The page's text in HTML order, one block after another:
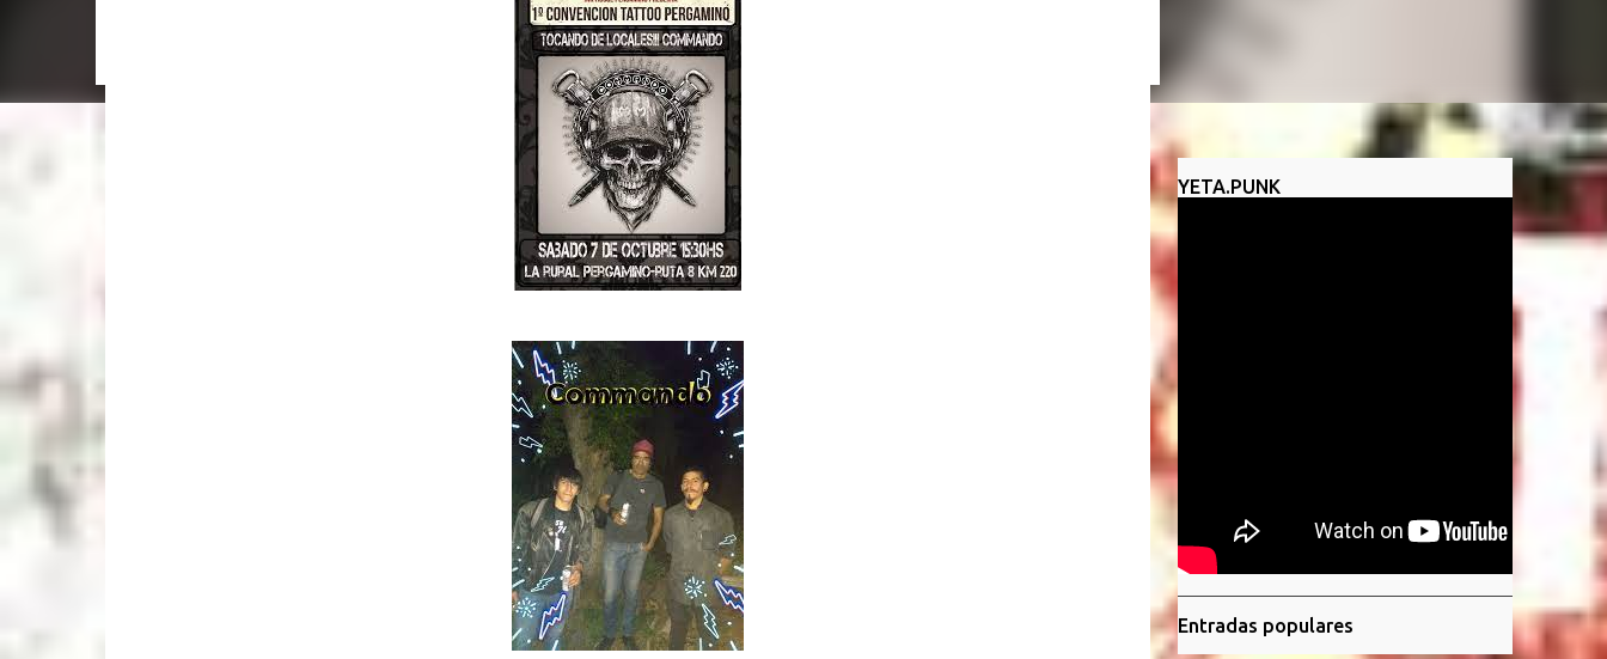
disco que ya todos escucharon”, tira Carca en el living de Belgrano, todavía con la cicatriz fresca pero la púa en la
mano. Exultante en 3 frases: Rock setentoso + funk...
YETA.PUNK
Entradas populares